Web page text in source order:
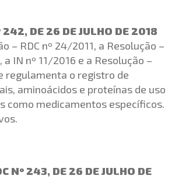
242, DE 26 DE JULHO DE 2018
– RDC nº 24/2011, a Resolução –
a IN nº 11/2016 e a Resolução –
regulamenta o registro de
aminoácidos e proteínas de uso
como medicamentos específicos.
Nº 243, DE 26 DE JULHO DE